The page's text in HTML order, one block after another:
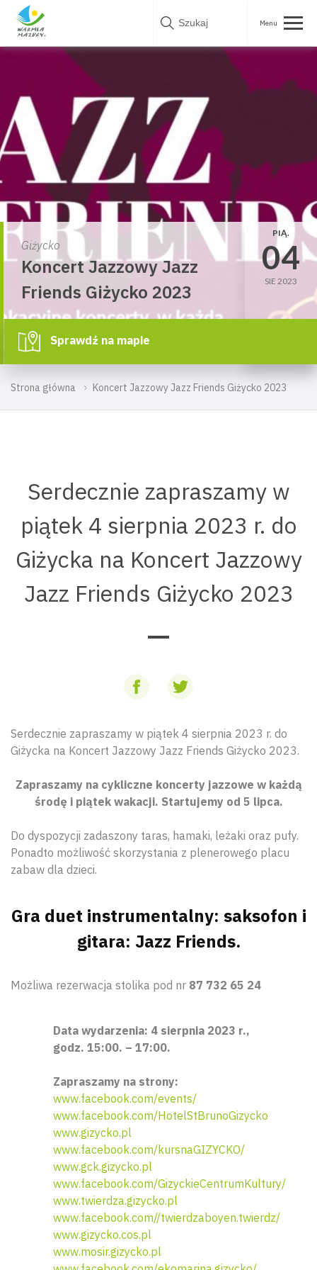
Skip
Strona główna Koncert Jazzowy Jazz Friends Giżycko 2023
Giżycko
Koncert Jazzowy Jazz
Friends Giżycko 2023
PIĄ.
04
SIE 2023
Sprawdź na mapie
Serdecznie zapraszamy w
piątek 4 sierpnia 2023 r. do
Giżycka na Koncert Jazzowy
Jazz Friends Giżycko 2023
Serdecznie zapraszamy w piątek 4 sierpnia 2023 r. do
Giżycka na Koncert Jazzowy Jazz Friends Giżycko 2023.
Zapraszamy na cykliczne koncerty jazzowe w każdą
środę i piątek wakacji. Startujemy od 5 lipca.
Do dyspozycji zadaszony taras, hamaki, leżaki oraz pufy.
Ponadto możliwość skorzystania z plenerowego placu
zabaw dla dzieci.
Gra duet instrumentalny: saksofon i
gitara: Jazz Friends.
Możliwa rezerwacja stolika pod nr 87 732 65 24
Data wydarzenia: 4 sierpnia 2023 r.,
godz. 15:00. – 17:00.
Zapraszamy na strony:
www.facebook.com/events/
www.facebook.com/HotelStBrunoGizycko
www.gizycko.pl
www.facebook.com/kursnaGIZYCKO/
www.gck.gizycko.pl
www.facebook.com/GizyckieCentrumKultury/
www.twierdza.gizycko.pl
www.facebook.com//twierdzaboyen.twierdz/
www.gizycko.cos.pl
www.mosir.gizycko.pl